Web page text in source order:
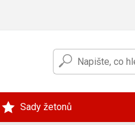
Sady žetonů